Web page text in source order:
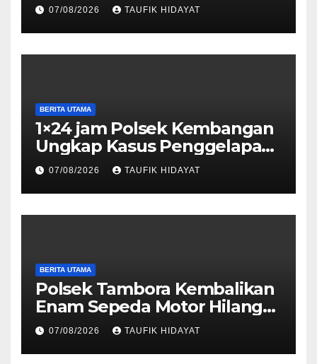
Sinergi Pelestarian
Lingkungan
07/08/2026 TAUFIK HIDAYAT
BERITA UTAMA
1×24 jam Polsek Kembangan
Ungkap Kasus Penggelapan
Motor Bermodus Kenalan di
Aplikasi Kencan, Pelaku
Dibekuk di Ciputat
07/08/2026 TAUFIK HIDAYAT
BERITA UTAMA
Polsek Tambora Kembalikan
Enam Sepeda Motor Hilang
kepada Pemilik, Wujud Nyata
Pelayanan Presisi Polri
07/08/2026 TAUFIK HIDAYAT